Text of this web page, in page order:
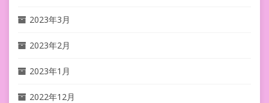
2023年3月
2023年2月
2023年1月
2022年12月